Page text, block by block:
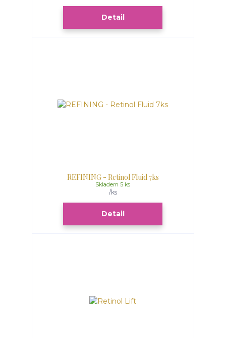
Detail
REFINING - Retinol Fluid 7ks
/ks
Skladem 5 ks
Detail